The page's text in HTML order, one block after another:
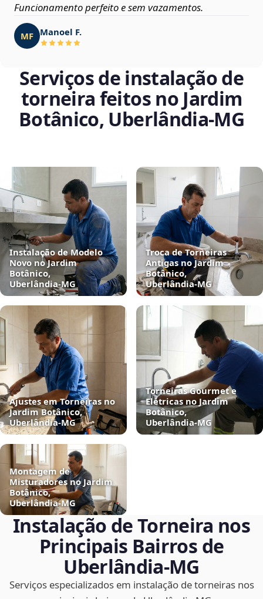
Funcionamento perfeito e sem vazamentos.
MF Manoel F.
Serviços de instalação de
torneira feitos no Jardim
Botânico, Uberlândia‑MG
Instalação de Modelo
Novo no Jardim
Botânico,
Uberlândia‑MG
Troca de Torneiras
Antigas no Jardim
Botânico,
Uberlândia‑MG
Ajustes em Torneiras no
Jardim Botânico,
Uberlândia‑MG
Torneiras Gourmet e
Elétricas no Jardim
Botânico,
Uberlândia‑MG
Montagem de
Misturadores no Jardim
Botânico,
Uberlândia‑MG
Instalação de Torneira nos
Principais Bairros de
Uberlândia‑MG
Serviços especializados em instalação de torneiras nos